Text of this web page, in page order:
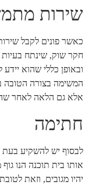
שירות
כאשר פונים לקבל
חקר שוק, שינתח בעיות
ובאופן כללי שהוא
המשימה בצורה הטובה
אלא גם הלאה לאחר
חתימה
לבסוף יש להשקיע בעת
אותו בית תוכנה הנו
יהיו מגובים, וזאת